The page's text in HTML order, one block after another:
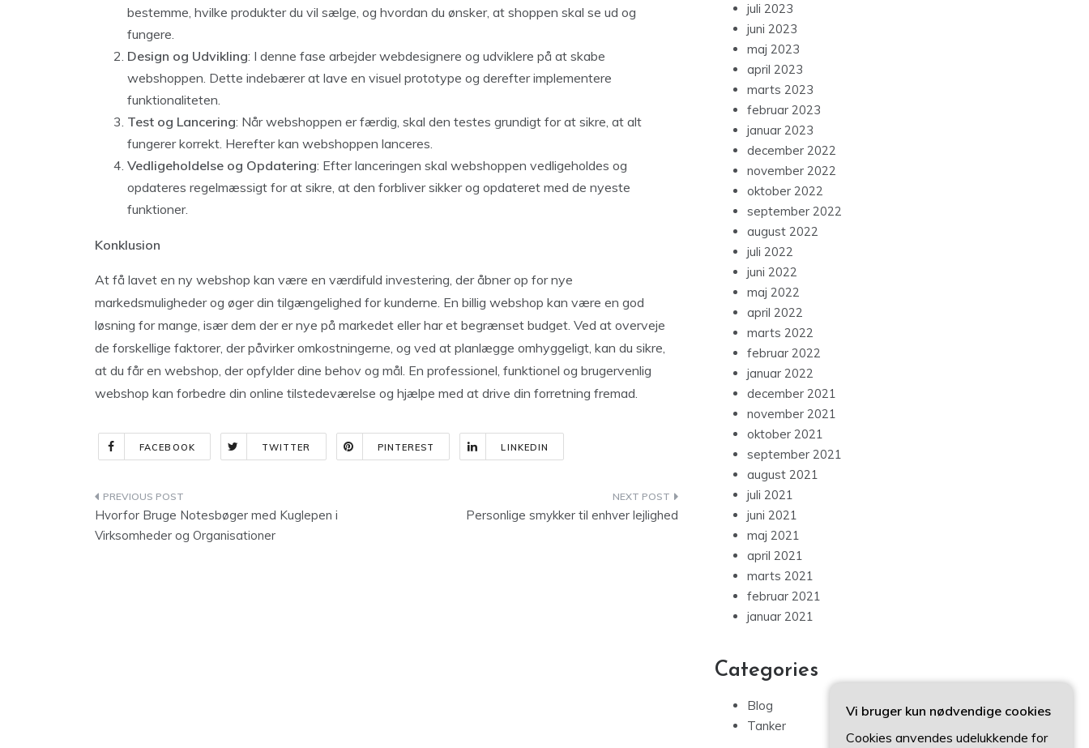
bestemme, hvilke produkter du vil sælge, og hvordan du ønsker, at shoppen skal se ud og
fungere.
Design og Udvikling: I denne fase arbejder webdesignere og udviklere på at skabe
webshoppen. Dette indebærer at lave en visuel prototype og derefter implementere
funktionaliteten.
Test og Lancering: Når webshoppen er færdig, skal den testes grundigt for at sikre, at alt
fungerer korrekt. Herefter kan webshoppen lanceres.
Vedligeholdelse og Opdatering: Efter lanceringen skal webshoppen vedligeholdes og
opdateres regelmæssigt for at sikre, at den forbliver sikker og opdateret med de nyeste
funktioner.
Konklusion
At få lavet en ny webshop kan være en værdifuld investering, der åbner op for nye
markedsmuligheder og øger din tilgængelighed for kunderne. En billig webshop kan være en god
løsning for mange, især dem der er nye på markedet eller har et begrænset budget. Ved at overveje
de forskellige faktorer, der påvirker omkostningerne, og ved at planlægge omhyggeligt, kan du sikre,
at du får en webshop, der opfylder dine behov og mål. En professionel, funktionel og brugervenlig
webshop kan forbedre din online tilstedeværelse og hjælpe med at drive din forretning fremad.
FACEBOOK TWITTER PINTEREST LINKEDIN
Indlægsnavigation
Hvorfor Bruge Notesbøger med Kuglepen i
Virksomheder og Organisationer
Personlige smykker til enhver lejlighed
juli 2023
juni 2023
maj 2023
april 2023
marts 2023
februar 2023
januar 2023
december 2022
november 2022
oktober 2022
september 2022
august 2022
juli 2022
juni 2022
maj 2022
april 2022
marts 2022
februar 2022
januar 2022
december 2021
november 2021
oktober 2021
september 2021
august 2021
juli 2021
juni 2021
maj 2021
april 2021
marts 2021
februar 2021
januar 2021
Categories
Blog
Tanker
Vi bruger kun nødvendige cookies
Cookies anvendes udelukkende for